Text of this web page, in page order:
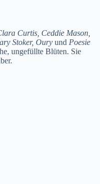
Curtis, Ceddie Mason,
Stoker, Oury und Poesie
ungefüllte Blüten. Sie